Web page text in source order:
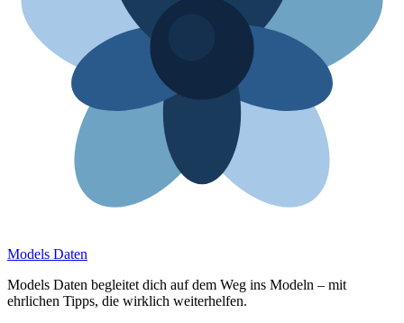
Models Daten
Models Daten begleitet dich auf dem Weg ins Modeln – mit
ehrlichen Tipps, die wirklich weiterhelfen.